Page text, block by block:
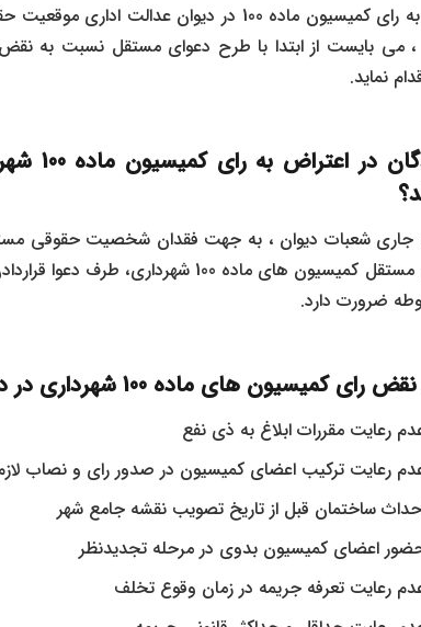
نسبت به رای کمیسیون ماده 100 در دیوان
نماید.
جاری شعبات دیوان ، به جهت فقدان شخصیت حقوقی
حقوقی مستقل کمیسیون های ماده 100
کمیسیون های ماده 100 شهرداری در دیوان عدالت اداری
رعایت مقررات ابلاغ به ذی نفع
رعایت ترکیب اعضای کمیسیون در صدور رای و نصاب
ساختمان قبل از تاریخ تصویب نقشه جامع شهر
اعضای کمیسیون بدوی در مرحله تجدیدنظر
رعایت تعرفه جریمه در زمان وقوع تخلف